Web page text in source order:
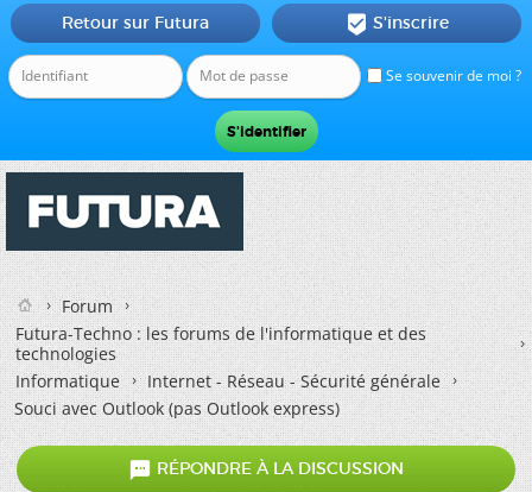
Se souvenir de moi ?
Retour sur Futura  S'inscrire
Forum
Futura-Techno : les forums de l'informatique et des
technologies
Informatique
Internet - Réseau - Sécurité générale
Souci avec Outlook (pas Outlook express)
 RÉPONDRE À LA DISCUSSION